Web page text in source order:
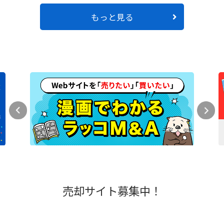
もっと見る
売却サイト募集中！